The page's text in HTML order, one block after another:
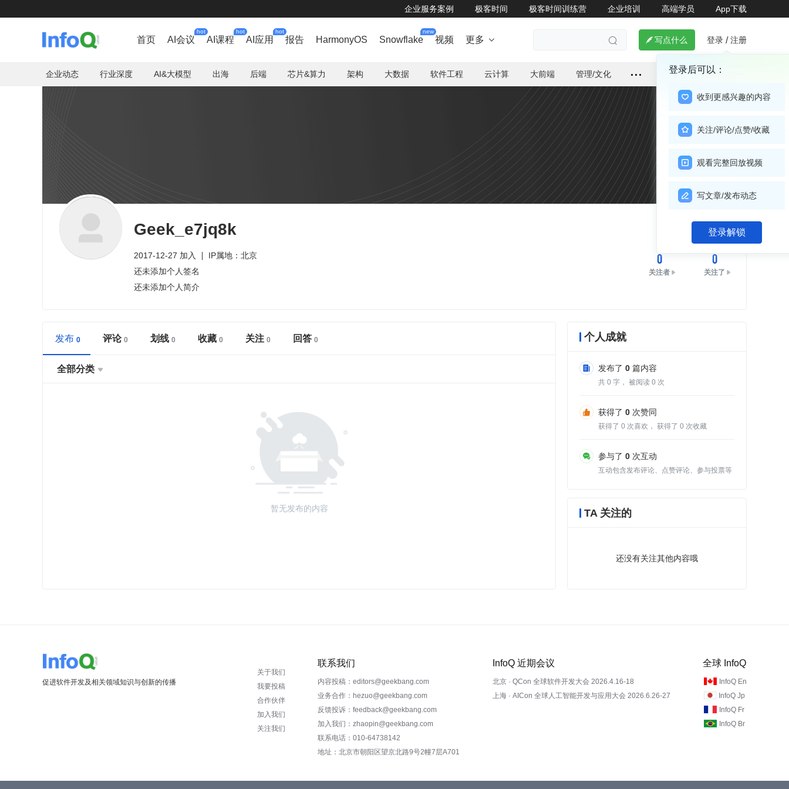
企业服务案例 极客时间 极客时间训练营 企业培训 高端学员 App下载
首页 AI会议
hot
AI课程
hot
AI应用
hot
报告 HarmonyOS Snowflake
new
视频 更多    写点什么 登录 / 注册
登录后可以：
收到更感兴趣的内容
关注/评论/点赞/收藏
观看完整回放视频
写文章/发布动态
登录解锁
企业动态 行业深度 AI&大模型 出海 后端 芯片&算力 架构 大数据 软件工程 云计算 大前端 管理/文化
Geek_e7jq8k
2017-12-27 加入
IP属地：北京
还未添加个人签名
还未添加个人简介
关注
0
关注者
0
关注了
发布 评论 划线 收藏 关注 回答
全部分类 
暂无发布的内容
个人成就
发布了 0 篇内容
共 0 字， 被阅读 0 次
获得了 0 次赞同
获得了 0 次喜欢， 获得了 0 次收藏
参与了 0 次互动
互动包含发布评论、点赞评论、参与投票等
TA 关注的
还没有关注其他内容哦
促进软件开发及相关领域知识与创新的传播
关于我们
我要投稿
合作伙伴
加入我们
关注我们
联系我们
内容投稿：editors@geekbang.com
业务合作：hezuo@geekbang.com
反馈投诉：feedback@geekbang.com
加入我们：zhaopin@geekbang.com
联系电话：010-64738142
地址：北京市朝阳区望京北路9号2幢7层A701
InfoQ 近期会议
北京 · QCon 全球软件开发大会 2026.4.16-18
上海 · AICon 全球人工智能开发与应用大会 2026.6.26-27
全球 InfoQ
InfoQ En
InfoQ Jp
InfoQ Fr
InfoQ Br